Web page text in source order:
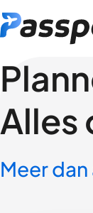
Alles
Meer dan